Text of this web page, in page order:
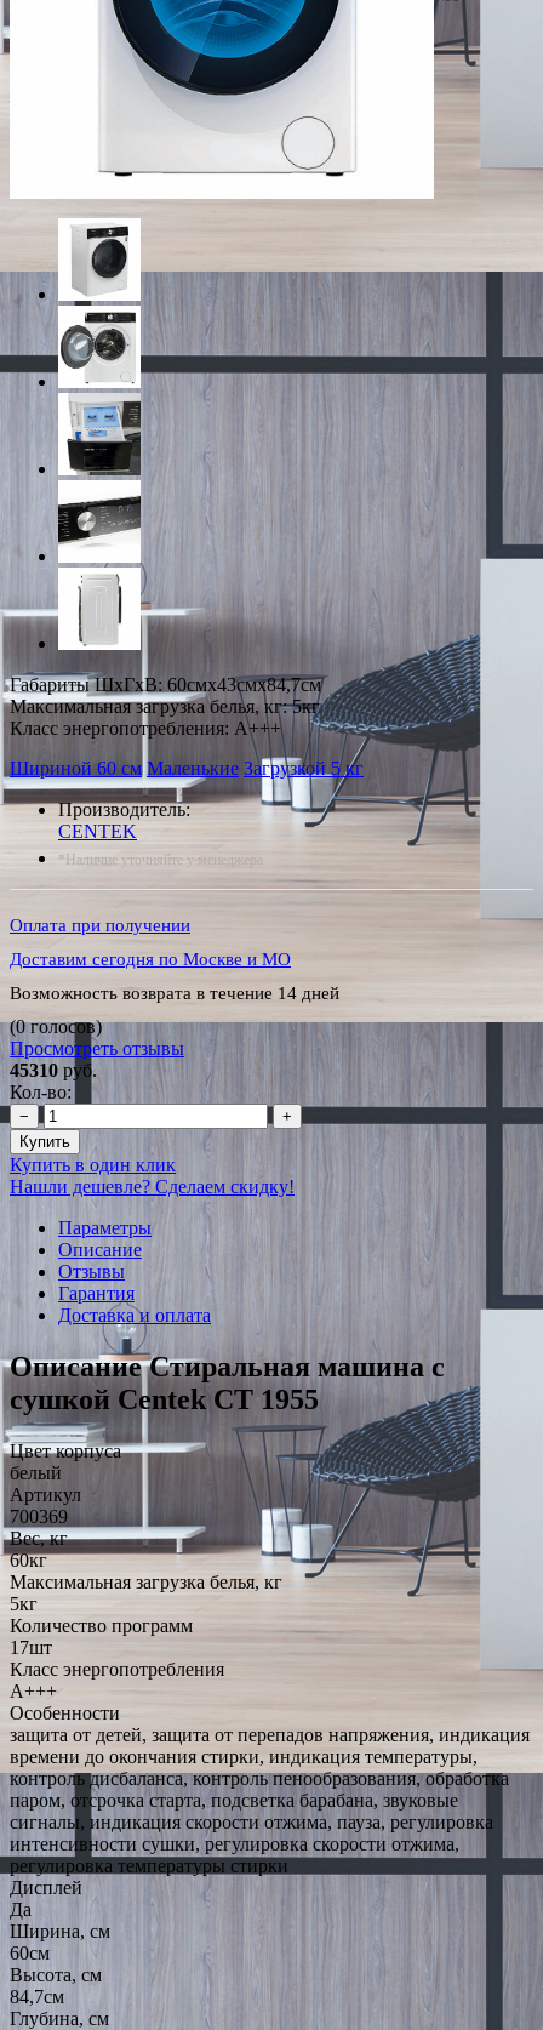
Габариты ШxГxВ: 60смx43смx84,7см
Максимальная загрузка белья, кг: 5кг
Класс энергопотребления: A+++
Шириной 60 см Маленькие Загрузкой 5 кг
Производитель:
CENTEK
*Наличие уточняйте у менеджера
Оплата при получении
Доставим сегодня по Москве и МО
Возможность возврата в течение 14 дней
(0 голосов)
Просмотреть отзывы
45310 руб.
Кол-во:
−
+
Купить
Купить в один клик
Нашли дешевле? Сделаем скидку!
Параметры
Описание
Отзывы
Гарантия
Доставка и оплата
Описание Стиральная машина с
сушкой Centek CT 1955
Цвет корпуса
белый
Артикул
700369
Вес, кг
60кг
Максимальная загрузка белья, кг
5кг
Количество программ
17шт
Класс энергопотребления
A+++
Особенности
защита от детей, защита от перепадов напряжения, индикация
времени до окончания стирки, индикация температуры,
контроль дисбаланса, контроль пенообразования, обработка
паром, отсрочка старта, подсветка барабана, звуковые
сигналы, индикация скорости отжима, пауза, регулировка
интенсивности сушки, регулировка скорости отжима,
регулировка температуры стирки
Дисплей
Да
Ширина, см
60см
Высота, см
84,7см
Глубина, см